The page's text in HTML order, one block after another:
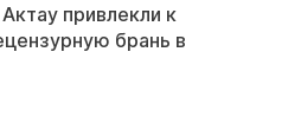
привлекли к
брань в